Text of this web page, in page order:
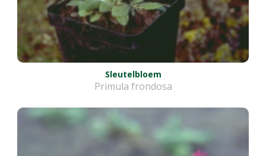
Sleutelbloem
Primula frondosa